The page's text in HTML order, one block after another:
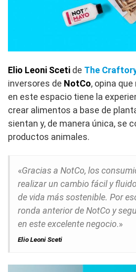
Elio Leoni Sceti de The
inversores de NotCo, opina
en este espacio tiene la
crear alimentos a base de
sientan y, de manera única, se
productos animales.
«Gracias a NotCo, los
realizar un cambio fácil y
de vida más sostenible. Por
ronda anterior de NotCo y
en este excelente negocio.»
Elio Leoni Sceti